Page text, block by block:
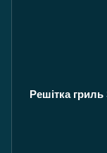
Решітка гриль